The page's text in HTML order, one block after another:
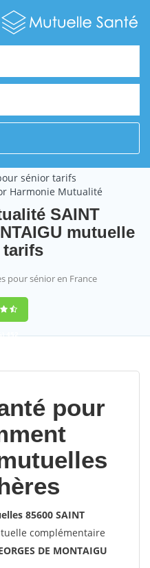
sénior tarifs
Harmonie Mutualité
SAINT
mutuelle
pour sénior en France
452
pour
85600 SAINT
complémentaire
DE MONTAIGU